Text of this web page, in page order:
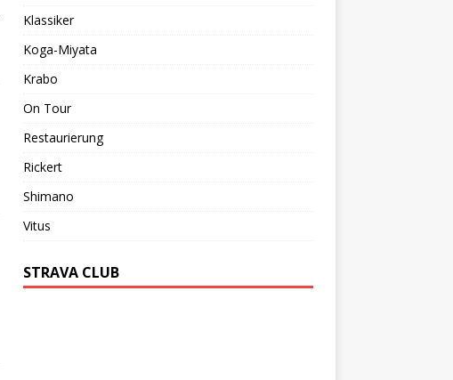
Klassiker
Koga-Miyata
Krabo
On Tour
Restaurierung
Rickert
Shimano
Vitus
STRAVA CLUB